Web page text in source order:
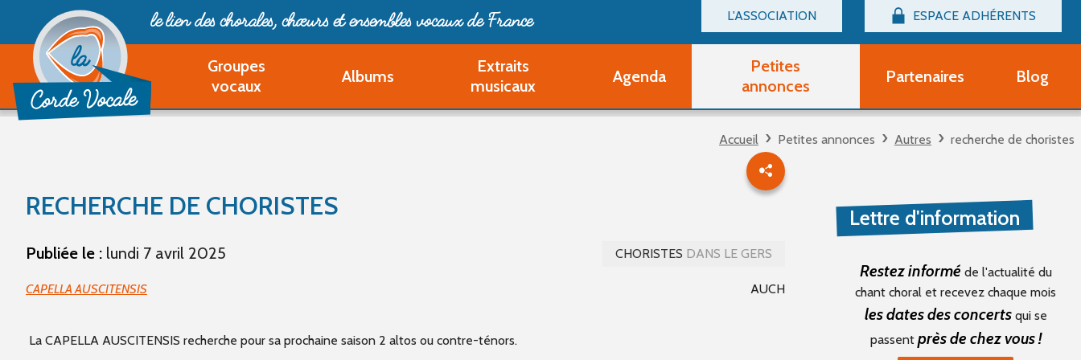
L'ASSOCIATION
Billetterie
Devenir adhérent Groupe Vocal
Devenir adhérent Partenaire
Ouvrir un compte Découverte
Questions fréquentes
ESPACE ADHÉRENTS
Connexion
le lien des chorales, chœurset ensembles vocaux de France
Groupes
vocaux
Albums
Extraits
musicaux
Agenda
Petites
annonces
Partitions d'occasion
Autres
Partenaires Blog
Accueil Petites annonces Autres recherche de choristes
RECHERCHE DE CHORISTES
Publiée le : lundi 7 avril 2025 CHORISTES DANS LE GERS
AUCH
CAPELLA AUSCITENSIS
La CAPELLA AUSCITENSIS recherche pour sa prochaine saison 2 altos ou contre-ténors.
Lettre d'information
Restez informé de l'actualité du
chant choral et recevez chaque mois
les dates des concertsqui se
passent près de chez vous !